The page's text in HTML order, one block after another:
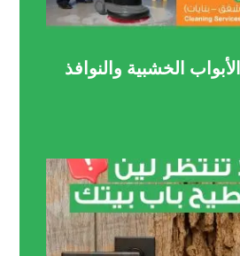
الخشبية والنوافذ